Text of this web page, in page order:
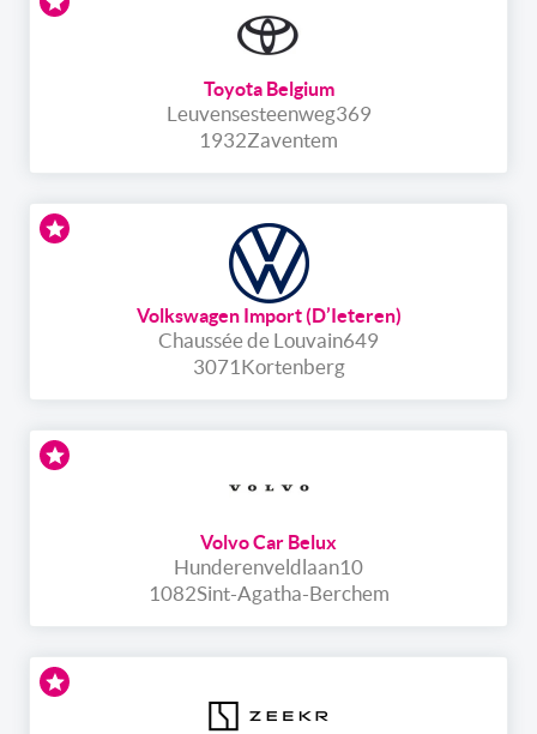
Toyota Belgium
Leuvensesteenweg369
1932Zaventem
Volkswagen Import (D’Ieteren)
Chaussée de Louvain649
3071 Kortenberg
Volvo Car Belux
Hunderenveldlaan10
1082Sint-Agatha-Berchem